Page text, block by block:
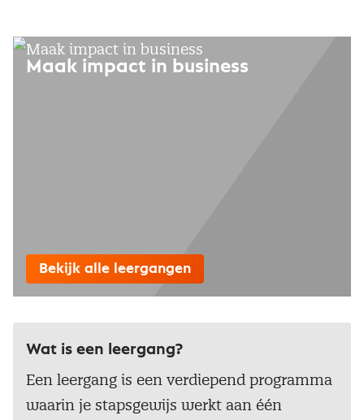
Maak impact in business
Bekijk alle leergangen
Wat is een leergang?
Een leergang is een verdiepend programma
waarin je stapsgewijs werkt aan één